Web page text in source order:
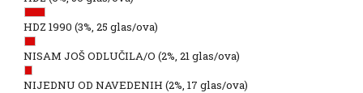
HDZ 1990 (3%, 25 glas/ova)
NISAM JOŠ ODLUČILA/O (2%, 21 glas/ova)
NIJEDNU OD NAVEDENIH (2%, 17 glas/ova)